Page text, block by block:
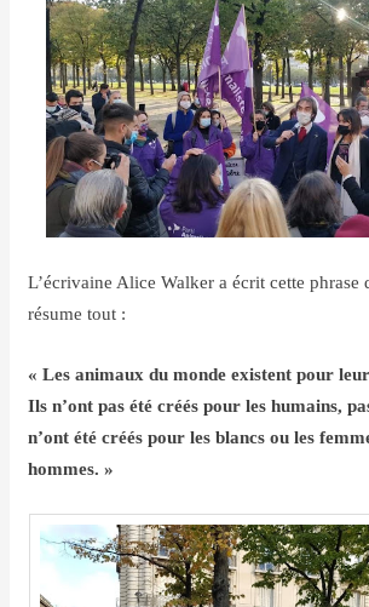
L’écrivaine Alice Walker a écrit cette phrase
résume tout :
« Les animaux du monde existent pour
Ils n’ont pas été créés pour les humains,
n’ont été créés pour les blancs ou les
hommes. »